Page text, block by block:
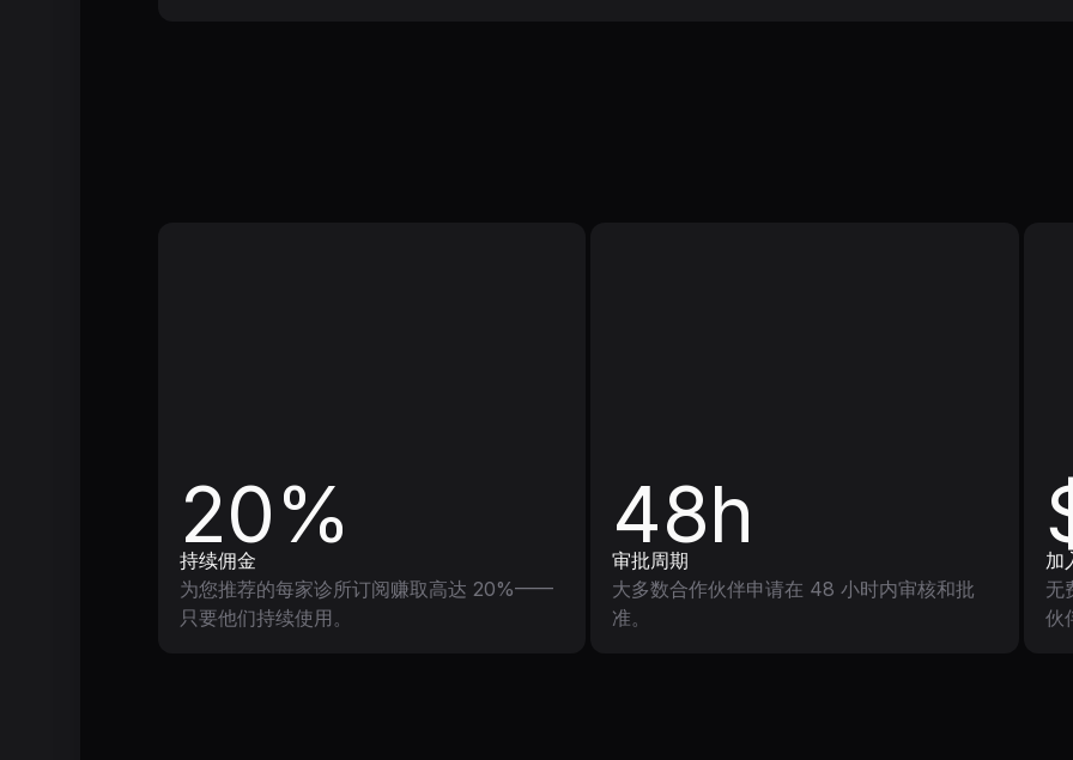
20%
持续佣金
为您推荐的每家诊所订阅赚取高达 20%——
只要他们持续使用。
48h
审批周期
大多数合作伙伴申请在 48 小时内审核和批
准。
加
无
伙